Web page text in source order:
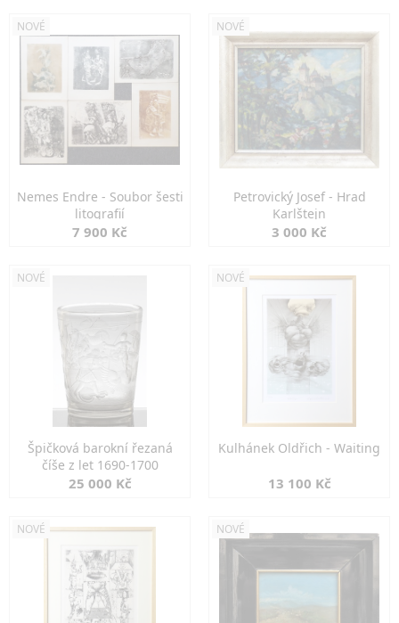
NOVÉ
Nemes Endre - Soubor šesti
litografií
7 900 Kč
NOVÉ
Petrovický Josef - Hrad
Karlštejn
3 000 Kč
NOVÉ
Špičková barokní řezaná
číše z let 1690-1700
25 000 Kč
NOVÉ
Kulhánek Oldřich - Waiting
13 100 Kč
NOVÉ NOVÉ